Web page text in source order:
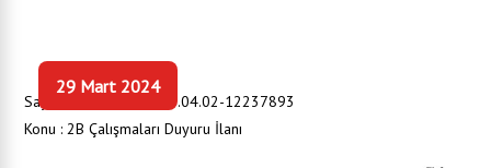
29 Mart 2024
Sayı : E-41756792-170.04.02-12237893
Konu : 2B Çalışmaları Duyuru İlanı